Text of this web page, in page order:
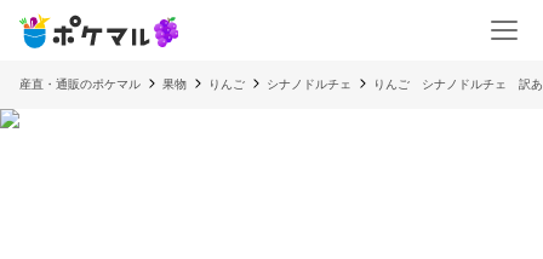
産直・通販のポケマル 果物 りんご シナノドルチェ りんご シナノドルチェ 訳